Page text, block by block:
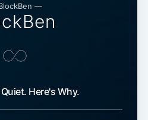
—
Here's Why.